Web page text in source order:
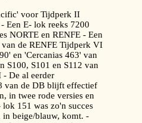
voor Tijdperk II
Een E- lok reeks 7200
NORTE en RENFE - Een
de RENFE Tijdperk VI
en 'Cercanias 463' van
S100, S101 en S112 van
De al eerder
van de DB blijft effectief
in twee rode versies en
151 was zo'n succes
in beige/blauw, komt. -